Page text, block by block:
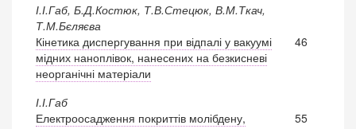
І.І.Габ, Б.Д.Костюк, Т.В.Стецюк, В.М.Ткач,
Т.М.Бєляєва
Кінетика диспергування при відпалі у вакуумі
мідних наноплівок, нанесених на безкисневі
неорганічні матеріали
46
І.І.Габ
Електроосадження покриттів молібдену,
55